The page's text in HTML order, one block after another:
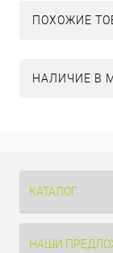
ПОХОЖИЕ
НАЛИЧИЕ В
КАТАЛОГ
НАШИ